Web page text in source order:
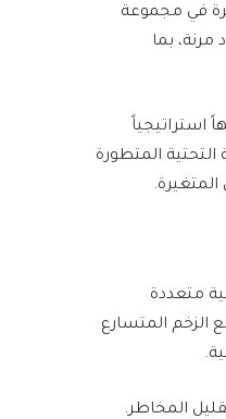
في مجموعة
بما
استراتيجياً
المتطورة
متعددة
الزخم المتسارع
المخاطر.